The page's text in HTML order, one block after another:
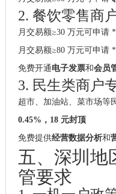
2. 餐饮零售商
月交易额≥30 万元可申请
月交易额≥80 万元可申请
免费开通 电子发票和会员
3. 民生类商户
超市、加油站、菜市场等
0.45%，18 元封顶
免费提供经营数据分析和
五、深圳地
管要求